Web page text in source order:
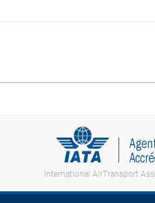
International AirTransport